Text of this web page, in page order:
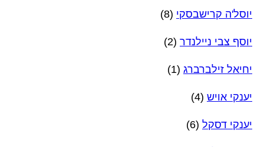
יוסל'ה קרישבסקי (8)
יוסף צבי ניילנדר (2)
יחיאל זילברברג (1)
יענקי אויש (4)
יענקי דסקל (6)